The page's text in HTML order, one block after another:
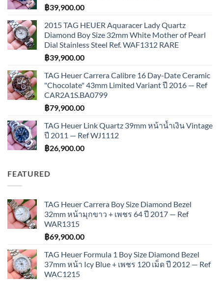
฿39,900.00
2015 TAG HEUER Aquaracer Lady Quartz
Diamond Boy Size 32mm White Mother of Pearl
Dial Stainless Steel Ref. WAF1312 RARE
฿39,900.00
TAG Heuer Carrera Calibre 16 Day-Date Ceramic
"Chocolate" 43mm Limited Variant ปี 2016 — Ref
CAR2A1S.BA0799
฿79,900.00
TAG Heuer Link Quartz 39mm หน้าน้ำเงิน Vintage
ปี 2011 — Ref WJ1112
฿26,900.00
FEATURED
TAG Heuer Carrera Boy Size Diamond Bezel
32mm หน้ามุกขาว + เพชร 64 ปี 2017 — Ref
WAR1315
฿69,900.00
TAG Heuer Formula 1 Boy Size Diamond Bezel
37mm หน้า Icy Blue + เพชร 120 เม็ด ปี 2012 — Ref
WAC1215